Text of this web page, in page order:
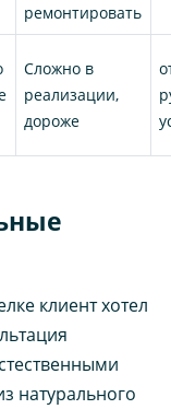
ремонтировать
Сложно в
реализации,
дороже
клиент хотел
натурального